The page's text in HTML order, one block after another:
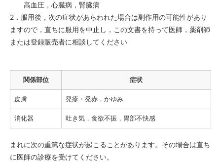
高血圧，心臓病，腎臓病
2．服用後，次の症状があらわれた場合は副作用の可能性があり
ますので，直ちに服用を中止し，この文書を持って医師，薬剤師
または登録販売者に相談してください
関係部位 症状
皮膚 発疹・発赤，かゆみ
消化器 吐き気，食欲不振，胃部不快感
まれに次の重篤な症状が起こることがあります。その場合は直ち
に医師の診療を受けてください。